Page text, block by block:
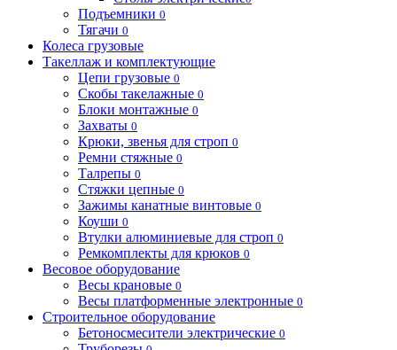
Подъемники 0
Тягачи 0
Колеса грузовые
Такеллаж и комплектующие
Цепи грузовые 0
Скобы такелажные 0
Блоки монтажные 0
Захваты 0
Крюки, звенья для строп 0
Ремни стяжные 0
Талрепы 0
Стяжки цепные 0
Зажимы канатные винтовые 0
Коуши 0
Втулки алюминиевые для строп 0
Ремкомплекты для крюков 0
Весовое оборудование
Весы крановые 0
Весы платформенные электронные 0
Строительное оборудование
Бетоносмесители электрические 0